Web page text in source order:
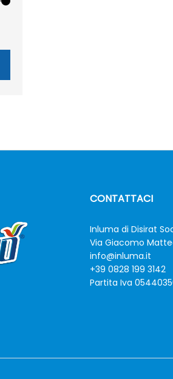
CONTATTACI
Inluma di Disirat
Via Giacomo
info@inluma.it
+39 0828 199 3142
Partita Iva